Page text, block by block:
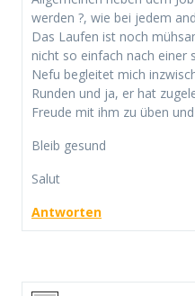
werden ?, wie bei jedem
Das Laufen ist noch
nicht so einfach nach einer
Nefu begleitet mich
Runden und ja, er hat
Freude mit ihm zu üben
Bleib gesund
Salut
Antworten